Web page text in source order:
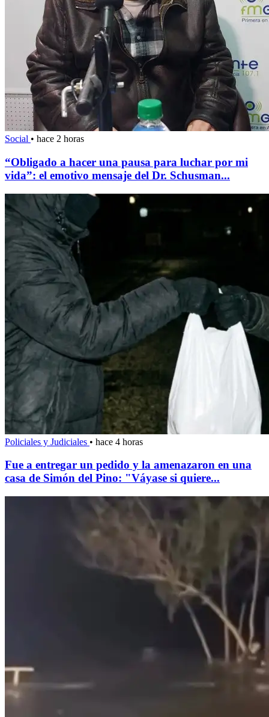
Social • hace 2 horas
“Obligado a hacer una pausa para luchar por mi
vida”: el emotivo mensaje del Dr. Schusman...
Policiales y Judiciales • hace 4 horas
Fue a entregar un pedido y la amenazaron en una
casa de Simón del Pino: "Váyase si quiere...